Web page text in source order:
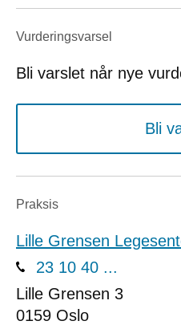
Vurderings­varsel
Bli varslet når nye
Bli
Praksis
Lille Grensen
23 10 40 ...
Lille Grensen 3
0159 Oslo